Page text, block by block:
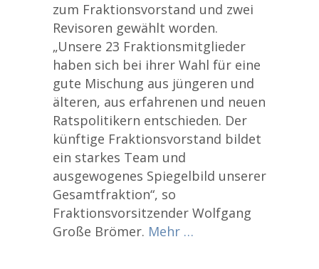
zum Fraktionsvorstand und zwei
Revisoren gewählt worden.
„Unsere 23 Fraktionsmitglieder
haben sich bei ihrer Wahl für eine
gute Mischung aus jüngeren und
älteren, aus erfahrenen und neuen
Ratspolitikern entschieden. Der
künftige Fraktionsvorstand bildet
ein starkes Team und
ausgewogenes Spiegelbild unserer
Gesamtfraktion“, so
Fraktionsvorsitzender Wolfgang
Große Brömer. Mehr …